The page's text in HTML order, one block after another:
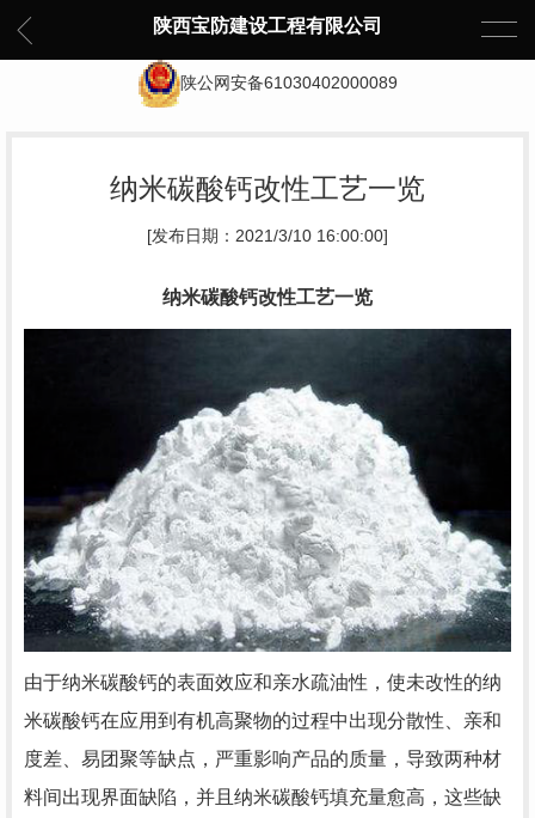
陕西宝防建设工程有限公司
陕公网安备61030402000089
纳米碳酸钙改性工艺一览
[发布日期：2021/3/10 16:00:00]
纳米碳酸钙改性工艺一览
由于纳米碳酸钙的表面效应和亲水疏油性，使未改性的纳
米碳酸钙在应用到有机高聚物的过程中出现分散性、亲和
度差、易团聚等缺点，严重影响产品的质量，导致两种材
料间出现界面缺陷，并且纳米碳酸钙填充量愈高，这些缺